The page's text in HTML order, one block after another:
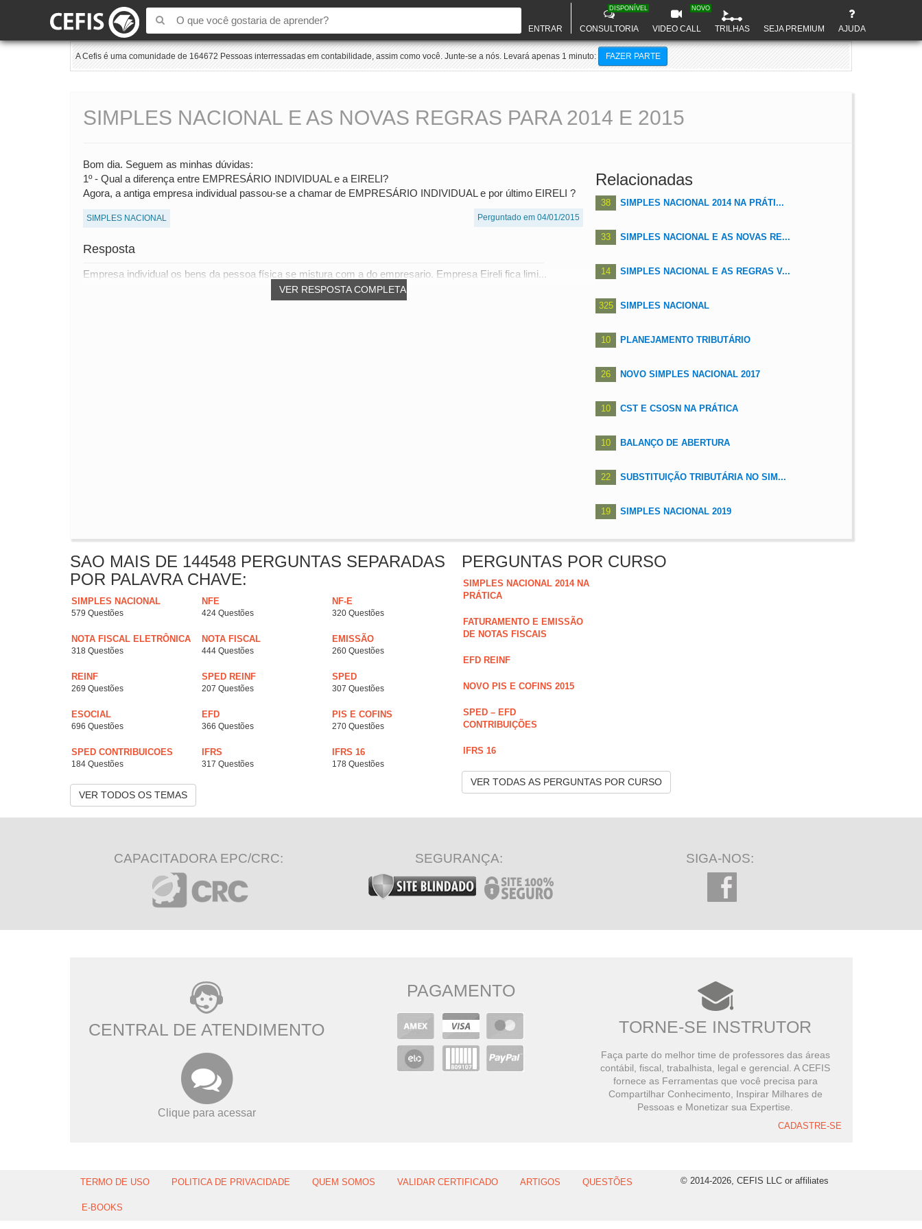
ENTRAR CONSULTORIA
DISPONÍVEL
VIDEO CALL
NOVO
TRILHAS SEJA PREMIUM AJUDA
A Cefis é uma comunidade de 164672 Pessoas interressadas em contabilidade, assim como você. Junte-se a nós. Levará apenas 1 minuto: FAZER PARTE
SIMPLES NACIONAL E AS NOVAS REGRAS PARA 2014 E 2015
Bom dia. Seguem as minhas dúvidas:
1º - Qual a diferença entre EMPRESÁRIO INDIVIDUAL e a EIRELI?
Agora, a antiga empresa individual passou-se a chamar de EMPRESÁRIO INDIVIDUAL e por último EIRELI ?
SIMPLES NACIONAL Perguntado em 04/01/2015
Resposta
VER RESPOSTA COMPLETA
Empresa individual os bens da pessoa física se mistura com a do empresario. Empresa Eireli fica limi...
Relacionadas
38 SIMPLES NACIONAL 2014 NA PRÁTI...
33 SIMPLES NACIONAL E AS NOVAS RE...
14 SIMPLES NACIONAL E AS REGRAS V...
325 SIMPLES NACIONAL
10 PLANEJAMENTO TRIBUTÁRIO
26 NOVO SIMPLES NACIONAL 2017
10 CST E CSOSN NA PRÁTICA
10 BALANÇO DE ABERTURA
22 SUBSTITUIÇÃO TRIBUTÁRIA NO SIM...
19 SIMPLES NACIONAL 2019
SAO MAIS DE 144548 PERGUNTAS SEPARADAS
POR PALAVRA CHAVE:
SIMPLES NACIONAL
579 Questões
NFE
424 Questões
NF-E
320 Questões
NOTA FISCAL ELETRÔNICA
318 Questões
NOTA FISCAL
444 Questões
EMISSÃO
260 Questões
REINF
269 Questões
SPED REINF
207 Questões
SPED
307 Questões
ESOCIAL
696 Questões
EFD
366 Questões
PIS E COFINS
270 Questões
SPED CONTRIBUICOES
184 Questões
IFRS
317 Questões
IFRS 16
178 Questões
VER TODOS OS TEMAS
PERGUNTAS POR CURSO
SIMPLES NACIONAL 2014 NA
PRÁTICA
FATURAMENTO E EMISSÃO
DE NOTAS FISCAIS
EFD REINF
NOVO PIS E COFINS 2015
SPED – EFD
CONTRIBUIÇÕES
IFRS 16
VER TODAS AS PERGUNTAS POR CURSO
CAPACITADORA EPC/CRC: SEGURANÇA: SIGA-NOS:
CENTRAL DE ATENDIMENTO
Clique para acessar
PAGAMENTO
TORNE-SE INSTRUTOR
Faça parte do melhor time de professores das áreas
contábil, fiscal, trabalhista, legal e gerencial. A CEFIS
fornece as Ferramentas que você precisa para
Compartilhar Conhecimento, Inspirar Milhares de
Pessoas e Monetizar sua Expertise.
CADASTRE-SE
TERMO DE USO POLITICA DE PRIVACIDADE QUEM SOMOS VALIDAR CERTIFICADO ARTIGOS QUESTÕES
E-BOOKS
© 2014-2026, CEFIS LLC or affiliates